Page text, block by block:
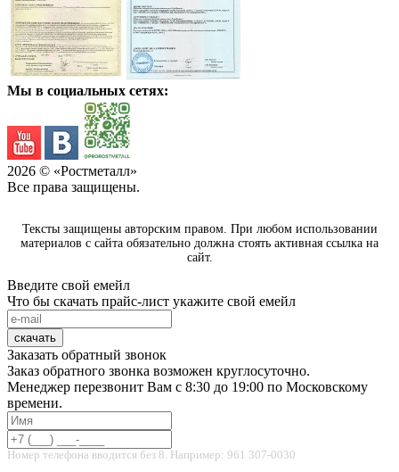
Мы в социальных сетях:
2026 © «Ростметалл»
Все права защищены.
Тексты защищены авторским правом. При любом использовании
материалов с сайта обязательно должна стоять активная ссылка на
сайт.
Введите свой емейл
Что бы скачать прайс-лист укажите свой емейл
скачать
Заказать обратный звонок
Заказ обратного звонка возможен круглосуточно.
Менеджер перезвонит Вам с 8:30 до 19:00 по Московскому
времени.
Номер телефона вводится без 8. Например: 961 307-0030